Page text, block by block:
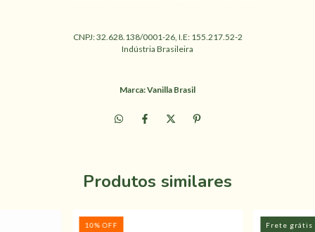
CNPJ: 32.628.138/0001-26, I.E: 155.217.52-2
Indústria Brasileira
Marca: Vanilla Brasil
Produtos similares
10%OFF Frete grátis